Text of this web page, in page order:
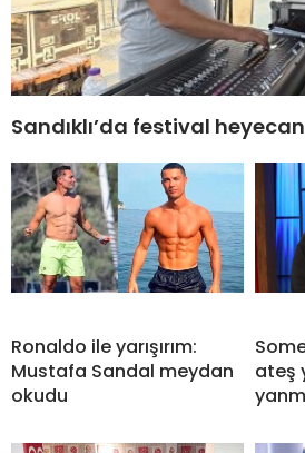
Sandıklı’da festival
Ronaldo ile yarışırım:
Mustafa Sandal meydan
okudu
ateş